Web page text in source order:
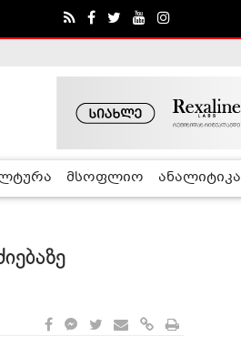
მსოფლიო ანალიტიკა